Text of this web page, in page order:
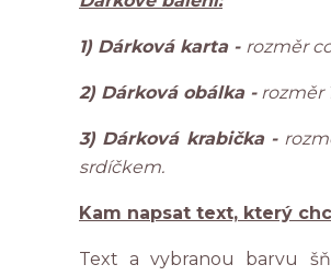
1) Dárková karta - rozměr
2) Dárková obálka -rozměr
3) Dárková krabička -
srdíčkem.
Kam napsat text, který
Text a vybranou barvu